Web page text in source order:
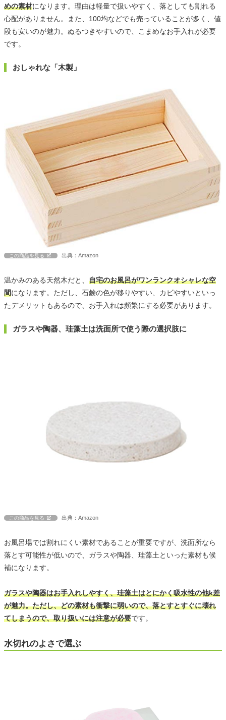
めの素材になります。理由は軽量で扱いやすく、落としても割れる
心配がありません。また、100均などでも売っていることが多く、値
段も安いのが魅力。ぬるつきやすいので、こまめなお手入れが必要
です。
おしゃれな「木製」
この商品を見る 出典：Amazon
温かみのある天然木だと、 自宅のお風呂がワンランクオシャレな空
間になります。ただし、石鹸の色が移りやすい、カビやすいといっ
たデメリットもあるので、お手入れは頻繁にする必要があります。
ガラスや陶器、珪藻土は洗面所で使う際の選択肢に
この商品を見る 出典：Amazon
お風呂場では割れにくい素材であることが重要ですが、洗面所なら
落とす可能性が低いので、ガラスや陶器、珪藻土といった素材も候
補になります。
ガラスや陶器はお手入れしやすく、珪藻土はとにかく吸水性の他k差
が魅力。ただし、どの素材も衝撃に弱いので、落とすとすぐに壊れ
てしまうので、取り扱いには注意が必要です。
水切れのよさで選ぶ